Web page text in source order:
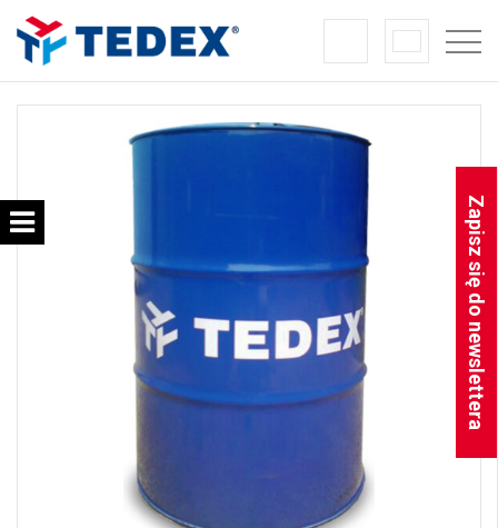
Zapisz się do newslettera